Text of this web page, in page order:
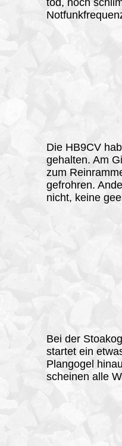
tod, noch
Die HB9CV
gehalten. Am
zum
gefrohren.
nicht, keine
Bei der
startet ein
Plangogel
scheinen alle